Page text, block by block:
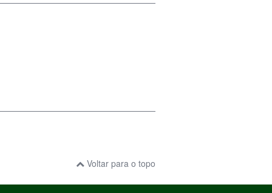
Voltar para o topo